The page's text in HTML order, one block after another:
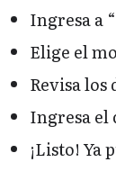
Ingresa a
Elige el
Revisa los
Ingresa el
¡Listo! Ya